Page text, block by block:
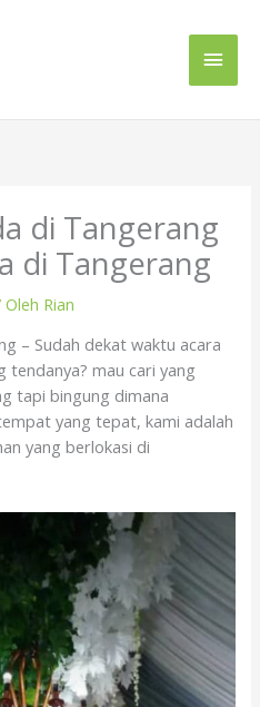
di Tangerang
di Tangerang
Oleh Rian
– Sudah dekat waktu acara
mau cari yang
tapi bingung dimana
yang tepat, kami adalah
yang berlokasi di